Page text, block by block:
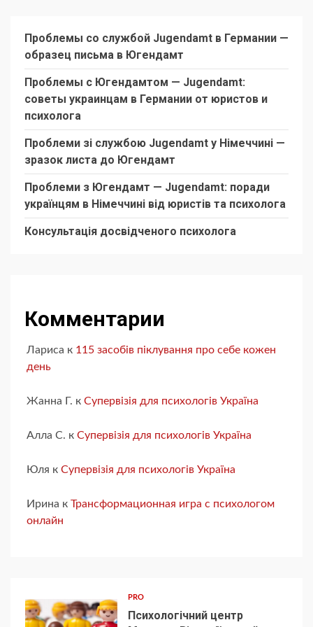
Проблемы со службой Jugendamt в Германии —
образец письма в Югендамт
Проблемы с Югендамтом — Jugendamt:
советы украинцам в Германии от юристов и
психолога
Проблеми зі службою Jugendamt у Німеччині —
зразок листа до Югендамт
Проблеми з Югендамт — Jugendamt: поради
українцям в Німеччині від юристів та психолога
Консультація досвідченого психолога
Комментарии
Лариса к 115 засобів піклування про себе кожен
день
Жанна Г. к Супервізія для психологів Україна
Алла С. к Супервізія для психологів Україна
Юля к Супервізія для психологів Україна
Ирина к Трансформационная игра с психологом
онлайн
PRO
Психологічний центр